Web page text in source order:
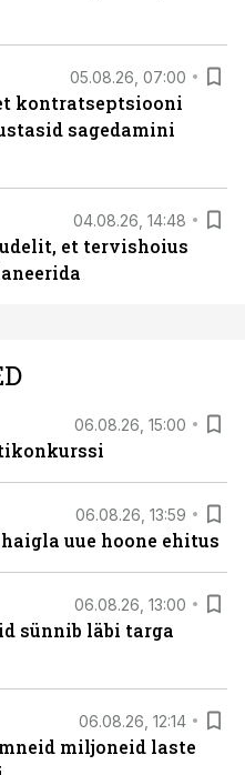
05.08.26, 07:00
kontratseptsiooni
sagedamini
04.08.26, 14:48
et tervishoius
06.08.26, 15:00
06.08.26, 13:59
uue hoone ehitus
06.08.26, 13:00
sünnib läbi targa
06.08.26, 12:14
miljoneid laste